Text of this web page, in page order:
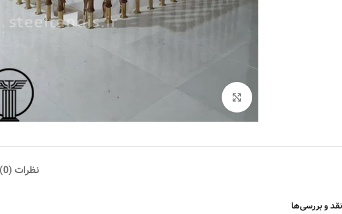
نظرات (0)
نقد و بررسی‌ها